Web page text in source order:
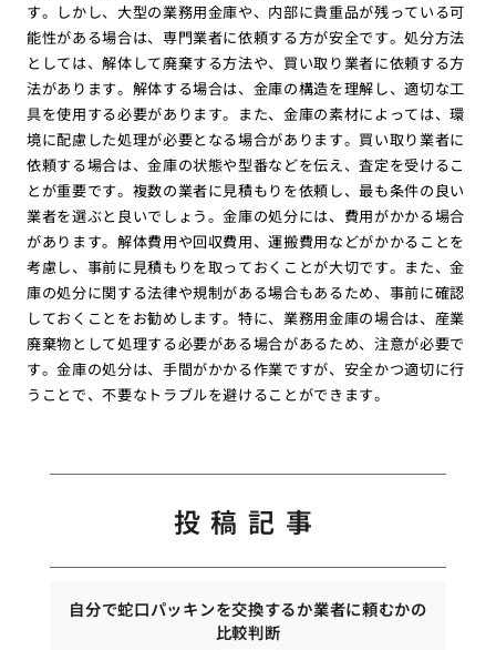
す。しかし、大型の業務用金庫や、内部に貴重品が残っている可
能性がある場合は、専門業者に依頼する方が安全です。処分方法
としては、解体して廃棄する方法や、買い取り業者に依頼する方
法があります。解体する場合は、金庫の構造を理解し、適切な工
具を使用する必要があります。また、金庫の素材によっては、環
境に配慮した処理が必要となる場合があります。買い取り業者に
依頼する場合は、金庫の状態や型番などを伝え、査定を受けるこ
とが重要です。複数の業者に見積もりを依頼し、最も条件の良い
業者を選ぶと良いでしょう。金庫の処分には、費用がかかる場合
があります。解体費用や回収費用、運搬費用などがかかることを
考慮し、事前に見積もりを取っておくことが大切です。また、金
庫の処分に関する法律や規制がある場合もあるため、事前に確認
しておくことをお勧めします。特に、業務用金庫の場合は、産業
廃棄物として処理する必要がある場合があるため、注意が必要で
す。金庫の処分は、手間がかかる作業ですが、安全かつ適切に行
うことで、不要なトラブルを避けることができます。
投稿記事
自分で蛇口パッキンを交換するか業者に頼むかの
比較判断